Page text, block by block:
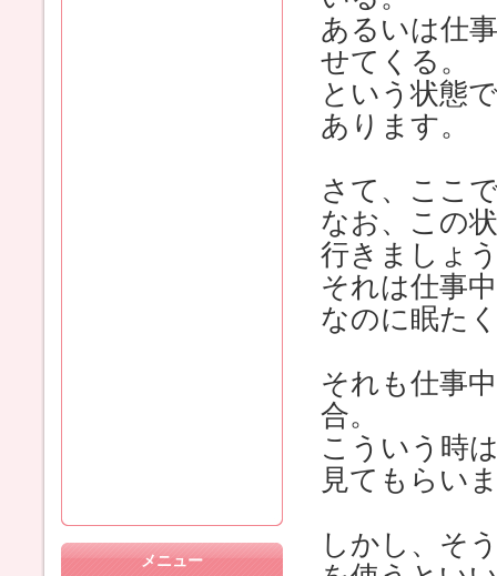
あるいは仕
せてくる。
という状態
あります。
さて、ここ
なお、この
行きましょ
それは仕事
なのに眠た
それも仕事
合。
こういう時
見てもらい
しかし、そ
メニュー